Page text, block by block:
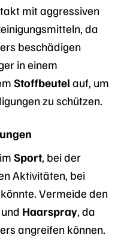
mit aggressiven
da
beschädigen
in einem
Stoffbeutel auf, um
zu schützen.
Sport, bei der
Aktivitäten, bei
Vermeide den
und Haarspray, da
angreifen können.